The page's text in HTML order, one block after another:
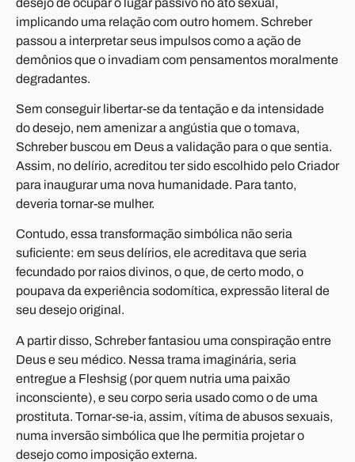
implicando uma relação com outro homem. Schreber
passou a interpretar seus impulsos como a ação de
demônios que o invadiam com pensamentos moralmente
degradantes.
Sem conseguir libertar-se da tentação e da intensidade
do desejo, nem amenizar a angústia que o tomava,
Schreber buscou em Deus a validação para o que sentia.
Assim, no delírio, acreditou ter sido escolhido pelo Criador
para inaugurar uma nova humanidade. Para tanto,
deveria tornar-se mulher.
Contudo, essa transformação simbólica não seria
suficiente: em seus delírios, ele acreditava que seria
fecundado por raios divinos, o que, de certo modo, o
poupava da experiência sodomítica, expressão literal de
seu desejo original.
A partir disso, Schreber fantasiou uma conspiração entre
Deus e seu médico. Nessa trama imaginária, seria
entregue a Fleshsig (por quem nutria uma paixão
inconsciente), e seu corpo seria usado como o de uma
prostituta. Tornar-se-ia, assim, vítima de abusos sexuais,
numa inversão simbólica que lhe permitia projetar o
desejo como imposição externa.